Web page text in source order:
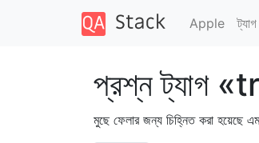
Apple ট্যাগ
প্রশ্ন ট্যাগ
মুছে ফেলার জন্য চিহ্নিত করা হয়েছে